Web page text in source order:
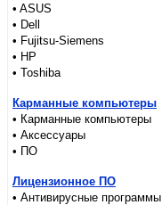
• ASUS
• Dell
• Fujitsu-Siemens
• HP
• Toshiba
Карманные компьютеры
• Карманные компьютеры
• Аксессуары
• ПО
Лицензионное ПО
• Антивирусные программы